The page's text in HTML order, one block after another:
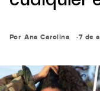
Por Ana Carolina 7 de